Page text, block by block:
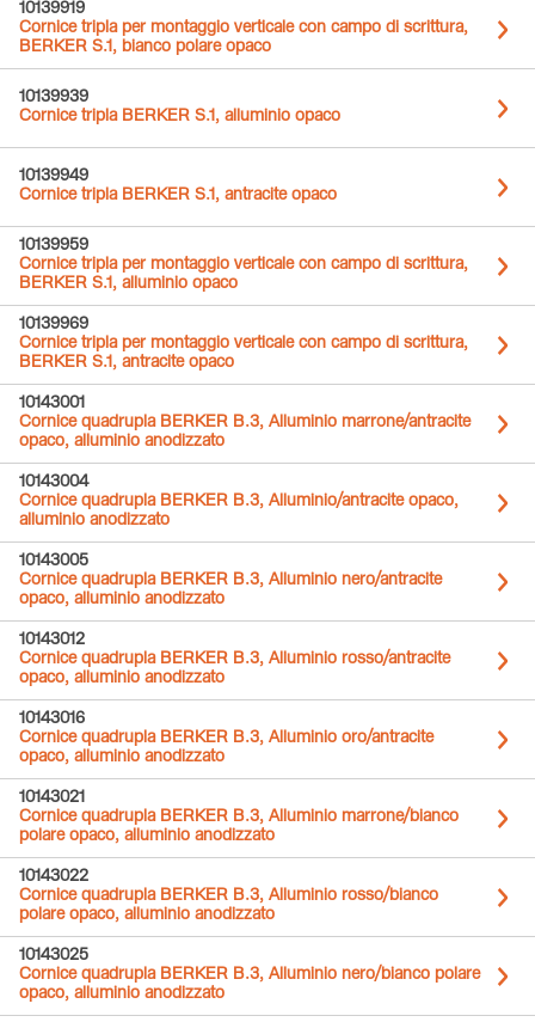
10139919
Cornice tripla per montaggio verticale con campo di scrittura,
BERKER S.1, bianco polare opaco
10139939
Cornice tripla BERKER S.1, alluminio opaco
10139949
Cornice tripla BERKER S.1, antracite opaco
10139959
Cornice tripla per montaggio verticale con campo di scrittura,
BERKER S.1, alluminio opaco
10139969
Cornice tripla per montaggio verticale con campo di scrittura,
BERKER S.1, antracite opaco
10143001
Cornice quadrupla BERKER B.3, Alluminio marrone/antracite
opaco, alluminio anodizzato
10143004
Cornice quadrupla BERKER B.3, Alluminio/antracite opaco,
alluminio anodizzato
10143005
Cornice quadrupla BERKER B.3, Alluminio nero/antracite
opaco, alluminio anodizzato
10143012
Cornice quadrupla BERKER B.3, Alluminio rosso/antracite
opaco, alluminio anodizzato
10143016
Cornice quadrupla BERKER B.3, Alluminio oro/antracite
opaco, alluminio anodizzato
10143021
Cornice quadrupla BERKER B.3, Alluminio marrone/bianco
polare opaco, alluminio anodizzato
10143022
Cornice quadrupla BERKER B.3, Alluminio rosso/bianco
polare opaco, alluminio anodizzato
10143025
Cornice quadrupla BERKER B.3, Alluminio nero/bianco polare
opaco, alluminio anodizzato